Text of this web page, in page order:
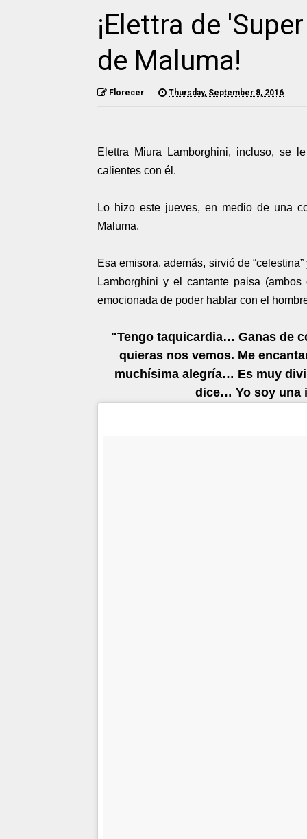
¡Elettra de
de Maluma!
Florecer Thursday, September 8, 2016
Elettra Miura Lamborghini, incluso, se
calientes con él.
Lo hizo este jueves, en medio de una
Maluma.
Esa emisora, además, sirvió de
Lamborghini y el cantante paisa
emocionada de poder hablar con el
"Tengo taquicardia… Ganas de
quieras nos vemos. Me
muchísima alegría… Es muy
dice… Yo soy una